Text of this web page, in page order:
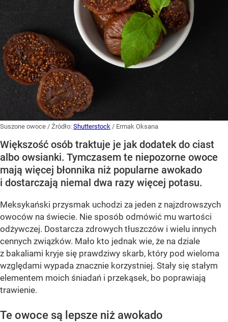
Suszone owoce / Źródło: Shutterstock / Ermak Oksana
Większość osób traktuje je jak dodatek do ciast
albo owsianki. Tymczasem te niepozorne owoce
mają więcej błonnika niż popularne awokado
i dostarczają niemal dwa razy więcej potasu.
Meksykański przysmak uchodzi za jeden z najzdrowszych
owoców na świecie. Nie sposób odmówić mu wartości
odżywczej. Dostarcza zdrowych tłuszczów i wielu innych
cennych związków. Mało kto jednak wie, że na dziale
z bakaliami kryje się prawdziwy skarb, który pod wieloma
względami wypada znacznie korzystniej. Stały się stałym
elementem moich śniadań i przekąsek, bo poprawiają
trawienie.
Te owoce są lepsze niż awokado